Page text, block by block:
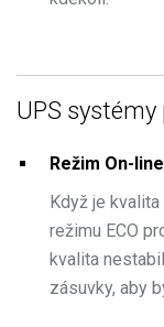
UPS
Režim On-
Když je
režimu ECO
kvalita
zásuvky, aby